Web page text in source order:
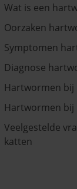
Wat is een
Oorzaken
Symptomen
Diagnose
Hartwormen bij
Hartwormen
Veelgestelde
katten